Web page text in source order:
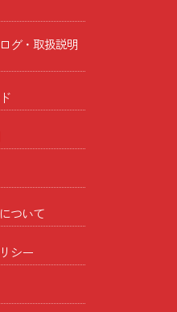
グ・取扱説明
ついて
シー